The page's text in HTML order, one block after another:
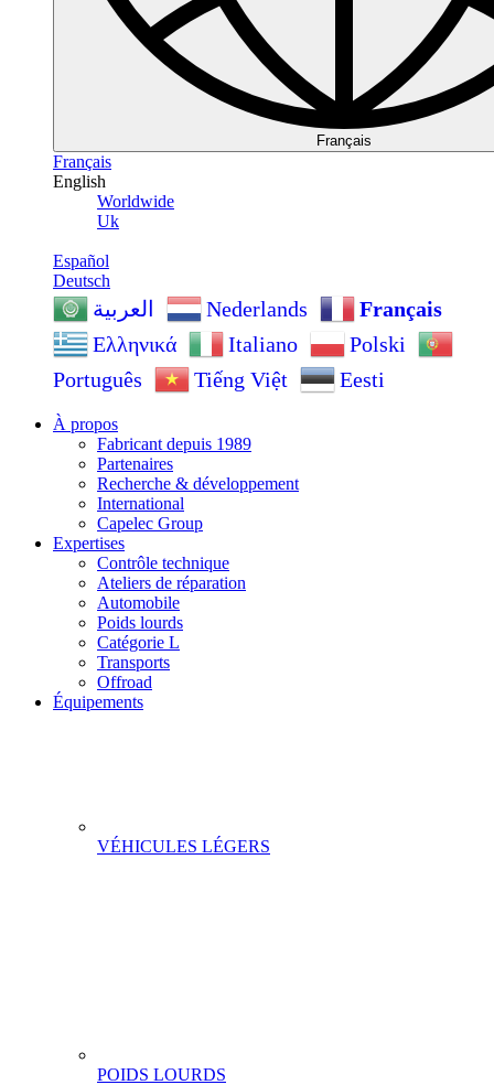
Français
Français
English
Worldwide
Uk
Español
Deutsch
العربية Nederlands
Français
Ελληνικά
Italiano
Polski
Português
Tiếng Việt Eesti
À propos
Fabricant depuis 1989
Partenaires
Recherche & développement
International
Capelec Group
Expertises
Contrôle technique
Ateliers de réparation
Automobile
Poids lourds
Catégorie L
Transports
Offroad
Équipements
VÉHICULES LÉGERS
POIDS LOURDS